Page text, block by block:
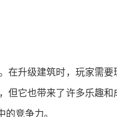
在升级建筑时，玩家需要
但它也带来了许多乐趣和
竞争力。